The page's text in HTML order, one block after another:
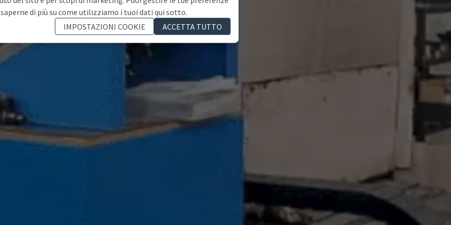
di più su come utilizziamo i tuoi dati qui sotto.
IMPOSTAZIONI COOKIE
ACCETTA TUTTO